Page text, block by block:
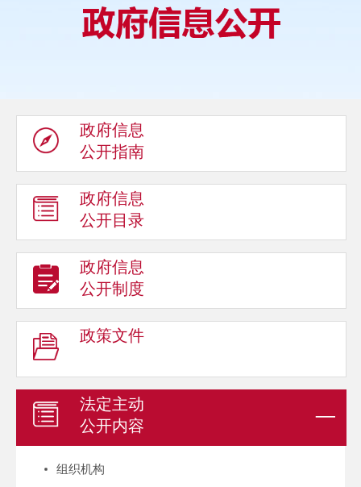
政府信息
公开指南
政府信息
公开目录
政府信息
公开制度
政策文件
法定主动
公开内容
组织机构